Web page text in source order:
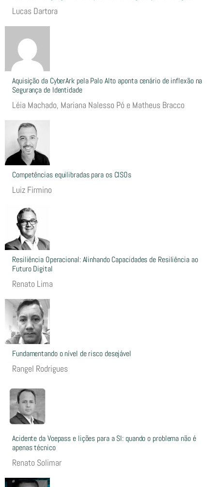
Lucas Dartora
Aquisição da CyberArk pela Palo Alto aponta cenário de inflexão na
Segurança de Identidade
Léia Machado, Mariana Nalesso Pó e Matheus Bracco
Competências equilibradas para os CISOs
Luiz Firmino
Resiliência Operacional: Alinhando Capacidades de Resiliência ao
Futuro Digital
Renato Lima
Fundamentando o nível de risco desejável
Rangel Rodrigues
Acidente da Voepass e lições para a SI: quando o problema não é
apenas técnico
Renato Solimar